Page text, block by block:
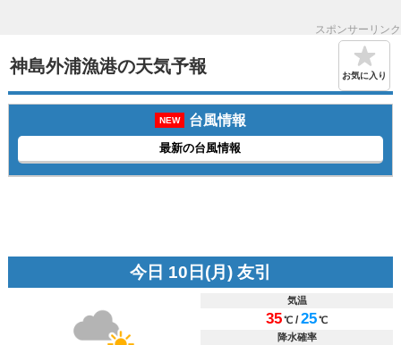
スポンサーリンク
神島外浦漁港の天気予報 お気に入り
NEW 台風情報
最新の台風情報
今日 10日(月) 友引
気温
35℃ /25℃
降水確率